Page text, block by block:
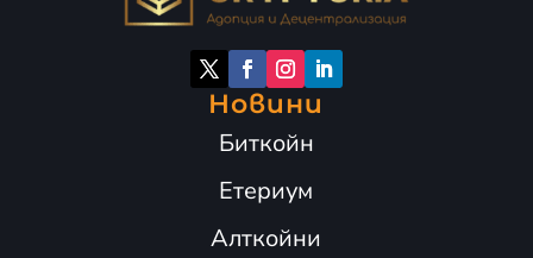
Новини
Биткойн
Етериум
Алткойни